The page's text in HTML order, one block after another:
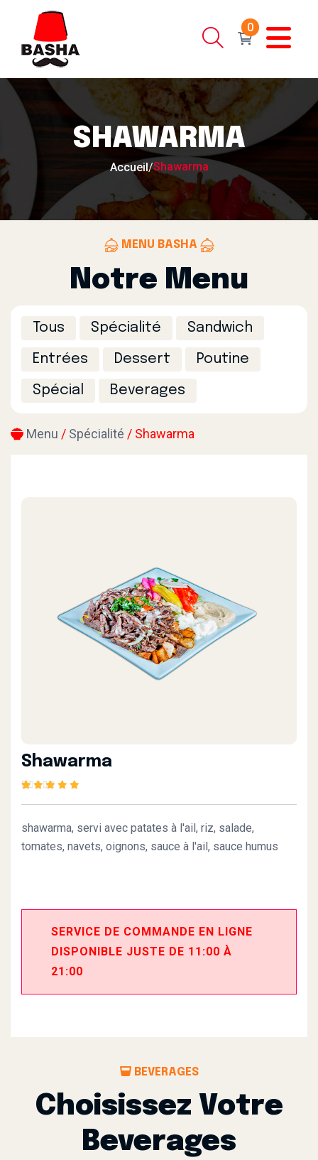
0
SHAWARMA
Accueil/Shawarma
MENU BASHA
Notre Menu
Tous Spécialité Sandwich
Entrées Dessert Poutine
Spécial Beverages
Menu / Spécialité / Shawarma
Shawarma
5 based on
shawarma, servi avec patates à l'ail, riz, salade,
tomates, navets, oignons, sauce à l'ail, sauce humus
SERVICE DE COMMANDE EN LIGNE
DISPONIBLE JUSTE DE 11:00 À
21:00
BEVERAGES
Choisissez Votre
Beverages